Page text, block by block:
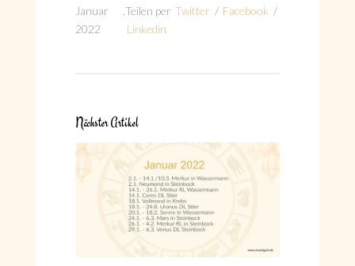
Januar
2022
Teilen per Twitter / Facebook /
Linkedin
Nächster Artikel